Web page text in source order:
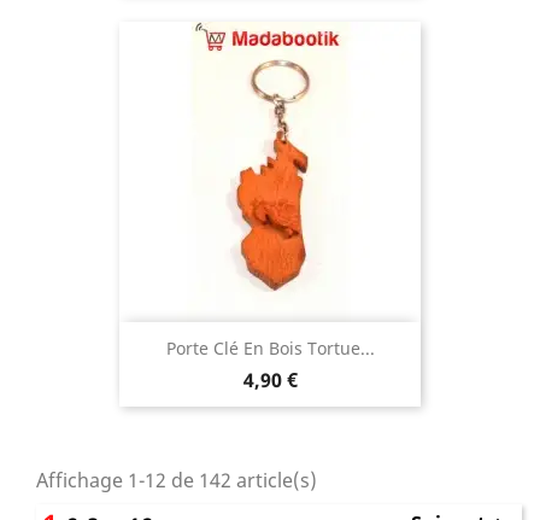
Porte Clé En Bois Tortue...
Prix
4,90 €
Affichage 1-12 de 142 article(s)